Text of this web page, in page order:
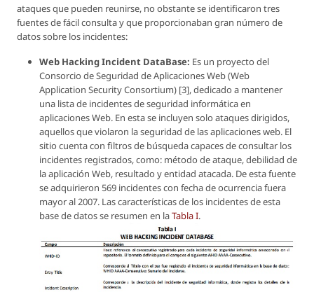
ataques que pueden reunirse, no obstante se identificaron tres
fuentes de fácil consulta y que proporcionaban gran número de
datos sobre los incidentes:
Web Hacking Incident DataBase: Es un proyecto del
Consorcio de Seguridad de Aplicaciones Web (Web
Application Security Consortium) [3], dedicado a mantener
una lista de incidentes de seguridad informática en
aplicaciones Web. En esta se incluyen solo ataques dirigidos,
aquellos que violaron la seguridad de las aplicaciones web. El
sitio cuenta con filtros de búsqueda capaces de consultar los
incidentes registrados, como: método de ataque, debilidad de
la aplicación Web, resultado y entidad atacada. De esta fuente
se adquirieron 569 incidentes con fecha de ocurrencia fuera
mayor al 2007. Las características de los incidentes de esta
base de datos se resumen en laTabla I.